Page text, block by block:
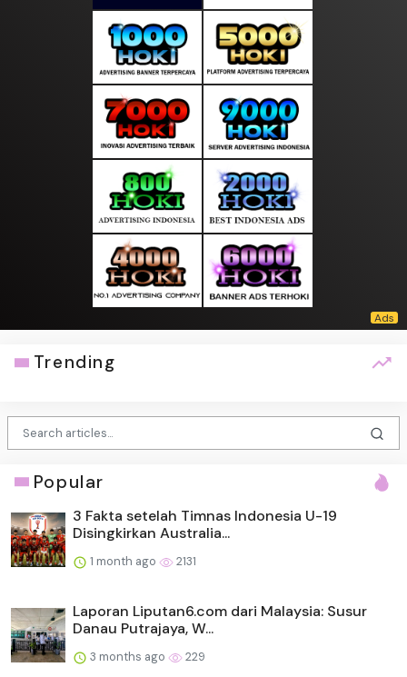
Trending
Popular
3 Fakta setelah Timnas Indonesia U-19
Disingkirkan Australia...
1 month ago 2131
Laporan Liputan6.com dari Malaysia: Susur
Danau Putrajaya, W...
3 months ago 229